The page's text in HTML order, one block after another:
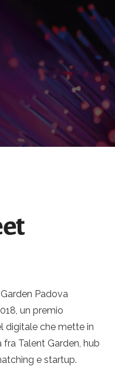
Padova
un premio
digitale che mette in
fra Talent Garden, hub
e startup.